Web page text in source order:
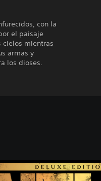
con la
el paisaje
cielos mientras
armas y
los dioses.